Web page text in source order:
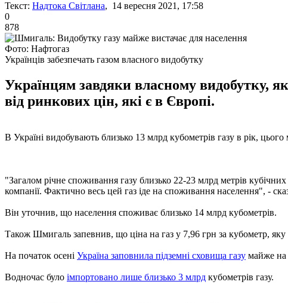
Текст: Надтока Світлана, 14 вересня 2021, 17:58
0
878
Фото: Нафтогаз
Українців забезпечать газом власного видобутку
Українцям завдяки власному видобутку,
від ринкових цін, які є в Європі.
В Україні видобувають близько 13 млрд кубометрів газу в рік,
"Загалом річне споживання газу близько 22-23 млрд метрів
компанії. Фактично весь цей газ іде на споживання населення", -
Він уточнив, що населення споживає близько 14 млрд кубометрів.
Також Шмигаль запевнив, що ціна на газ у 7,96 грн за кубометр, яку
На початок осені Україна заповнила підземні сховища газу майже на
Водночас було імпортовано лише близько 3 млрд кубометрів газу.